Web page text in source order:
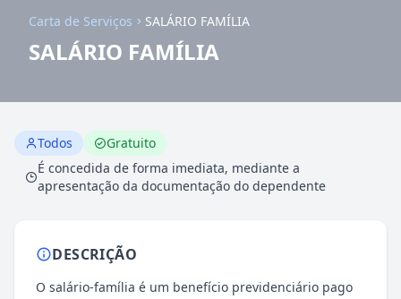
Carta de Serviços SALÁRIO FAMÍLIA
SALÁRIO FAMÍLIA
Todos
Gratuito
É concedida de forma imediata, mediante a
apresentação da documentação do dependente
DESCRIÇÃO
O salário-família é um benefício previdenciário pago